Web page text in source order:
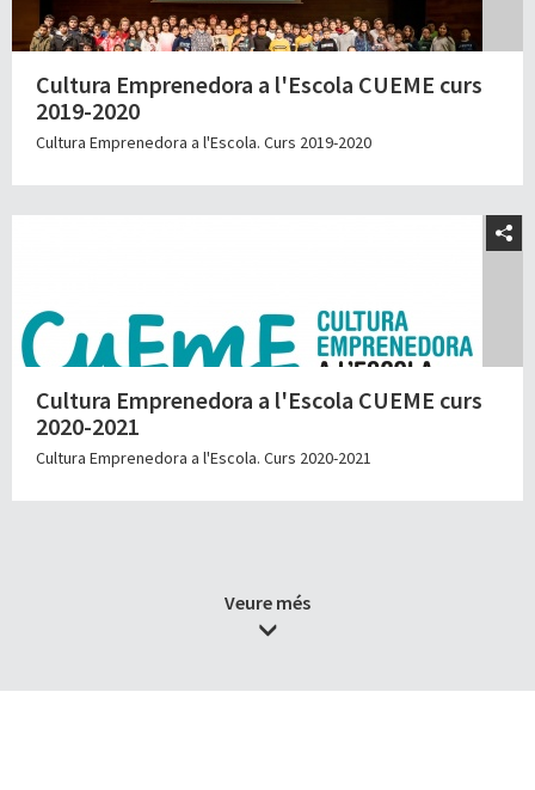
Cultura Emprenedora a l'Escola CUEME curs
2019-2020
Cultura Emprenedora a l'Escola. Curs 2019-2020
Cultura Emprenedora a l'Escola CUEME curs
2020-2021
Cultura Emprenedora a l'Escola. Curs 2020-2021
Veure més